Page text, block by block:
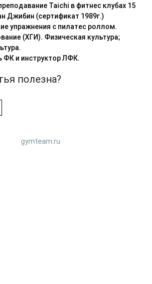
Taichi в фитнес клубах 15
Джибин (сертификат 1989г.)
упражнения с пилатес роллом.
(ХГИ). Физическая культура;
ФК и инструктор ЛФК.
полезна?
gymteam.ru